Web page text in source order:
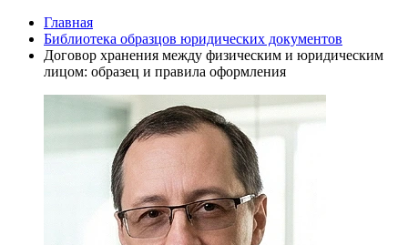
Главная
Библиотека образцов юридических документов
Договор хранения между физическим и юридическим
лицом: образец и правила оформления